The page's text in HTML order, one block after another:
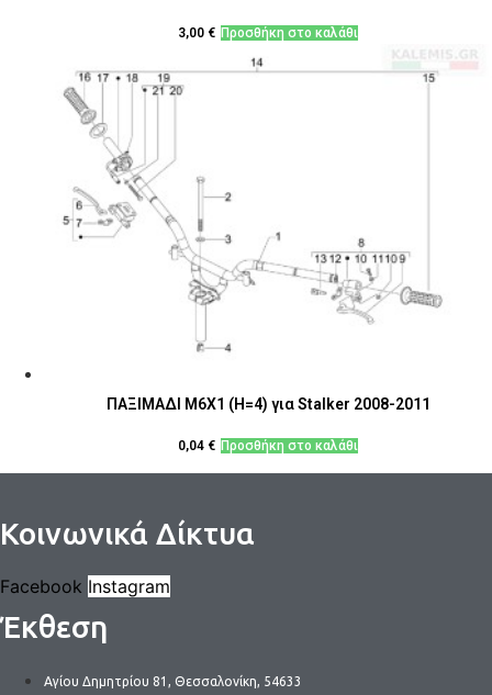
3,00 € Προσθήκη στο καλάθι
ΠΑΞΙΜΑΔΙ Μ6Χ1 (Η=4) για Stalker 2008-2011
0,04 € Προσθήκη στο καλάθι
Κοινωνικά Δίκτυα
Facebook Instagram
Έκθεση
Αγίου Δημητρίου 81, Θεσσαλονίκη, 54633